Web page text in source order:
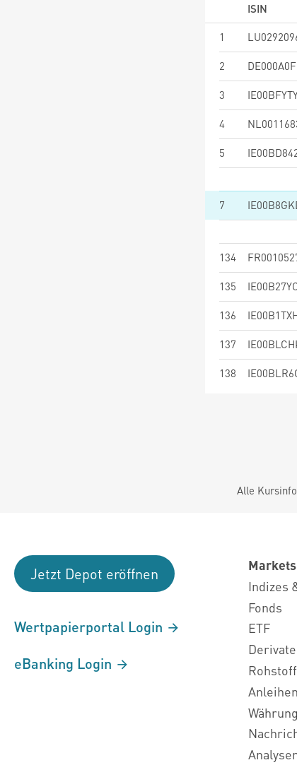
ISIN
1
2
3
4
5
7
134
135
136
137
138
Alle
Jetzt Depot eröffnen
Wertpapierportal Login
eBanking Login
Markets
Indizes
Fonds
ETF
Derivate
Anleihen